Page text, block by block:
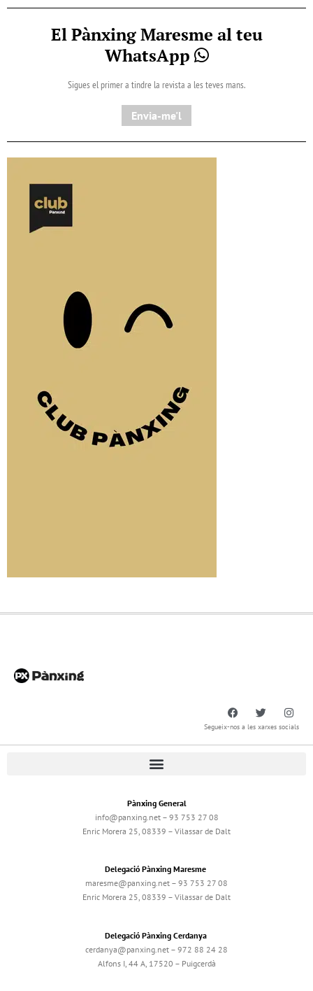
El Pànxing Maresme al teu
WhatsApp
Sigues el primer a tindre la revista a les teves mans.
Envia-me'l
Segueix-nos a les xarxes socials
Pànxing General
info@panxing.net – 93 753 27 08
Enric Morera 25, 08339 – Vilassar de Dalt
Delegació Pànxing Maresme
maresme@panxing.net – 93 753 27 08
Enric Morera 25, 08339 – Vilassar de Dalt
Delegació Pànxing Cerdanya
cerdanya@panxing.net – 972 88 24 28
Alfons I, 44 A, 17520 – Puigcerdà